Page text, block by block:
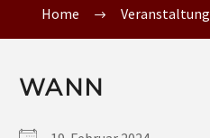
Home Veranstaltung
WANN